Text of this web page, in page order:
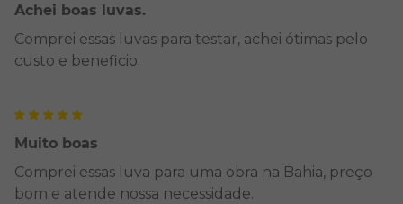
Achei boas luvas.
Comprei essas luvas para testar, achei ótimas pelo
custo e beneficio.
Muito boas
Comprei essas luva para uma obra na Bahia, preço
bom e atende nossa necessidade.